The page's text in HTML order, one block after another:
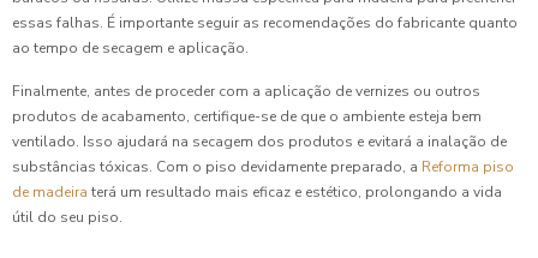
essas falhas. É importante seguir as recomendações do fabricante quanto
ao tempo de secagem e aplicação.
Finalmente, antes de proceder com a aplicação de vernizes ou outros
produtos de acabamento, certifique-se de que o ambiente esteja bem
ventilado. Isso ajudará na secagem dos produtos e evitará a inalação de
substâncias tóxicas. Com o piso devidamente preparado, a Reforma piso
de madeira terá um resultado mais eficaz e estético, prolongando a vida
útil do seu piso.